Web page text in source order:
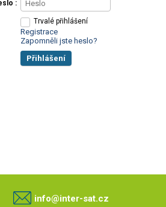
Trvalé přihlášení
Registrace
Zapomněli jste heslo?
Přihlášení
info@inter-sat.cz